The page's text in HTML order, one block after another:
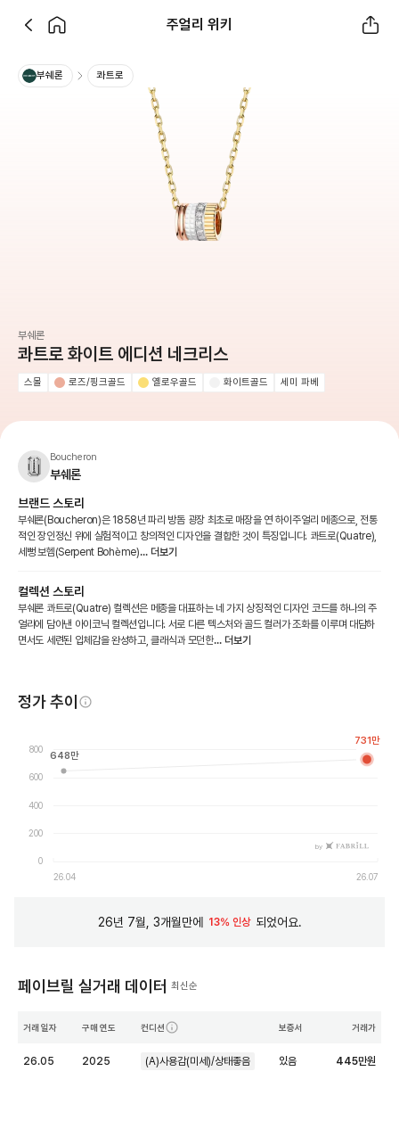
주얼리 위키
부쉐론 콰트로
부쉐론
콰트로 화이트 에디션 네크리스
스몰 로즈/핑크골드 옐로우골드 화이트골드 세미 파베
Boucheron
부쉐론
브랜드 스토리
부쉐론(Boucheron)은 1858년 파리 방돔 광장 최초로 매장을 연 하이주얼리 메종으로, 전통
적인 장인정신 위에 실험적이고 창의적인 디자인을 결합한 것이 특징입니다. 콰트로(Quatre),
세뻥 보헴(Serpent Bohème)... 더보기
컬렉션 스토리
부쉐론 콰트로(Quatre) 컬렉션은 메종을 대표하는 네 가지 상징적인 디자인 코드를 하나의 주
얼리에 담아낸 아이코닉 컬렉션입니다. 서로 다른 텍스처와 골드 컬러가 조화를 이루며 대담하
면서도 세련된 입체감을 완성하고, 클래식과 모던한... 더보기
정가 추이
0
200
400
600
800
26.04 26.07
by
648만
731만
26년 7월, 3개월만에 13% 인상 되었어요.
페이브릴 실거래 데이터 최신순
거래 일자 구매 연도 컨디션 보증서 거래가
26.05 2025 (A)사용감(미세)/상태좋음 있음 445만원